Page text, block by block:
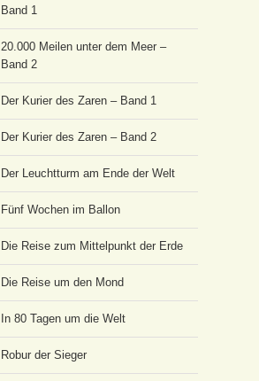
Band 1
20.000 Meilen unter dem Meer –
Band 2
Der Kurier des Zaren – Band 1
Der Kurier des Zaren – Band 2
Der Leuchtturm am Ende der Welt
Fünf Wochen im Ballon
Die Reise zum Mittelpunkt der Erde
Die Reise um den Mond
In 80 Tagen um die Welt
Robur der Sieger